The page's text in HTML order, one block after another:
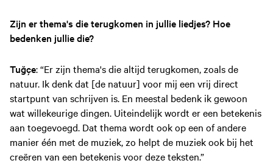
Zijn er thema's die terugkomen in jullie liedjes? Hoe
bedenken jullie die?
Tuğçe: “Er zijn thema's die altijd terugkomen, zoals de
natuur. Ik denk dat [de natuur] voor mij een vrij direct
startpunt van schrijven is. En meestal bedenk ik gewoon
wat willekeurige dingen. Uiteindelijk wordt er een betekenis
aan toegevoegd. Dat thema wordt ook op een of andere
manier één met de muziek, zo helpt de muziek ook bij het
creëren van een betekenis voor deze teksten.”